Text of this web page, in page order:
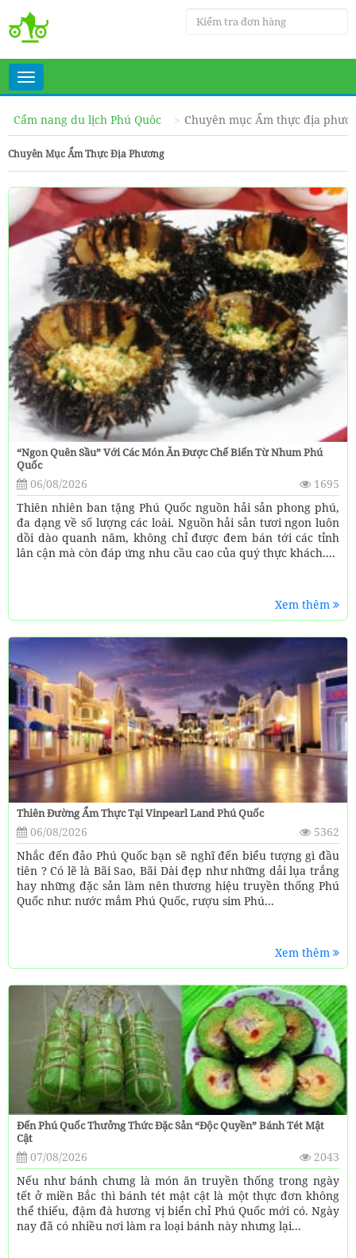
Toggle
navigation
Cẩm nang du lịch Phú Quôc
Chuyên mục Ẩm thực địa
Chuyên Mục Ẩm Thực Địa Phương
“Ngon Quên Sầu” Với Các Món Ăn Được Chế Biến Từ Nhum Phú
Quốc
06/08/2026
1695
Thiên nhiên ban tặng Phú Quốc nguồn hải sản phong phú,
đa dạng về số lượng các loài. Nguồn hải sản tươi ngon luôn
dồi dào quanh năm, không chỉ được đem bán tới các tỉnh
lân cận mà còn đáp ứng nhu cầu cao của quý thực khách....
Xem thêm
Thiên Đường Ẩm Thực Tại Vinpearl Land Phú Quốc
06/08/2026
5362
Nhắc đến đảo Phú Quốc bạn sẽ nghĩ đến biểu tượng gì đầu
tiên ? Có lẽ là Bãi Sao, Bãi Dài đẹp như những dải lụa trắng
hay những đặc sản làm nên thương hiệu truyền thống Phú
Quốc như: nước mắm Phú Quốc, rượu sim Phú...
Xem thêm
Đến Phú Quốc Thưởng Thức Đặc Sản “độc Quyền” Bánh Tét Mật
Cật
07/08/2026
2043
Nếu như bánh chưng là món ăn truyền thống trong ngày
tết ở miền Bắc thì bánh tét mật cật là một thực đơn không
thể thiếu, đậm đà hương vị biển chỉ Phú Quốc mới có. Ngày
nay đã có nhiều nơi làm ra loại bánh này nhưng lại...